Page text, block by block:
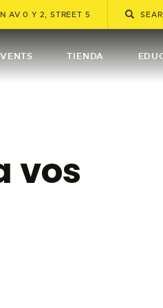
AV 0 Y 2, STREET 5
TIENDA
vos